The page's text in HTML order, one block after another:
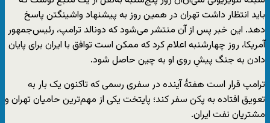
باید انتظار داشت تهران در همین روز به پیشنهاد واشینگتن پاسخ
دهد. این خبر پس از آن منتشر می‌شود که دونالد ترامپ، رئیس‌جمهور
آمریکا، روز چهارشنبه اعلام کرد که ممکن است توافق با ایران برای پایان
دادن به جنگ پیشِ روی او به چین حاصل شود.
ترامپ قرار است هفتهٔ آینده در سفری رسمی که تاکنون یک بار به
تعویق افتاده به پکن سفر کند؛ پایتخت یکی از مهم‌ترین حامیان تهران و
مشتریان نفت ایران.